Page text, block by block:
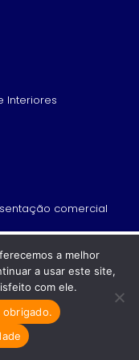
Interiores
comercial
116 -
Dentistas:
o CNAE ideal
a melhor
a usar este site,
com ele.
obrigado.